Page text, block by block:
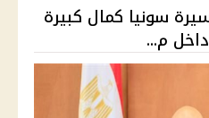
سونيا كمال كبيرة
م...